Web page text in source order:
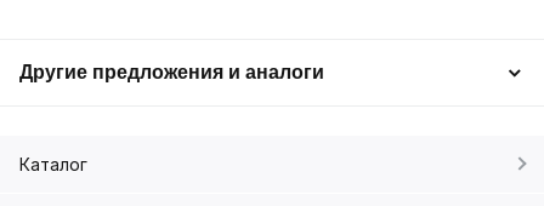
Другие предложения и аналоги
Каталог